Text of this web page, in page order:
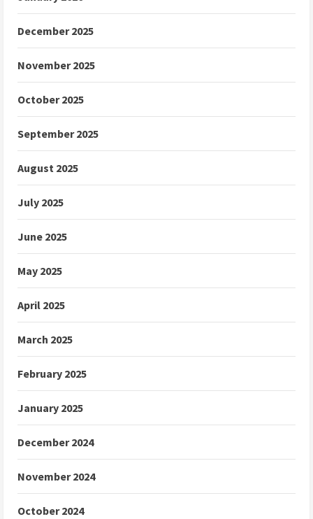
December 2025
November 2025
October 2025
September 2025
August 2025
July 2025
June 2025
May 2025
April 2025
March 2025
February 2025
January 2025
December 2024
November 2024
October 2024